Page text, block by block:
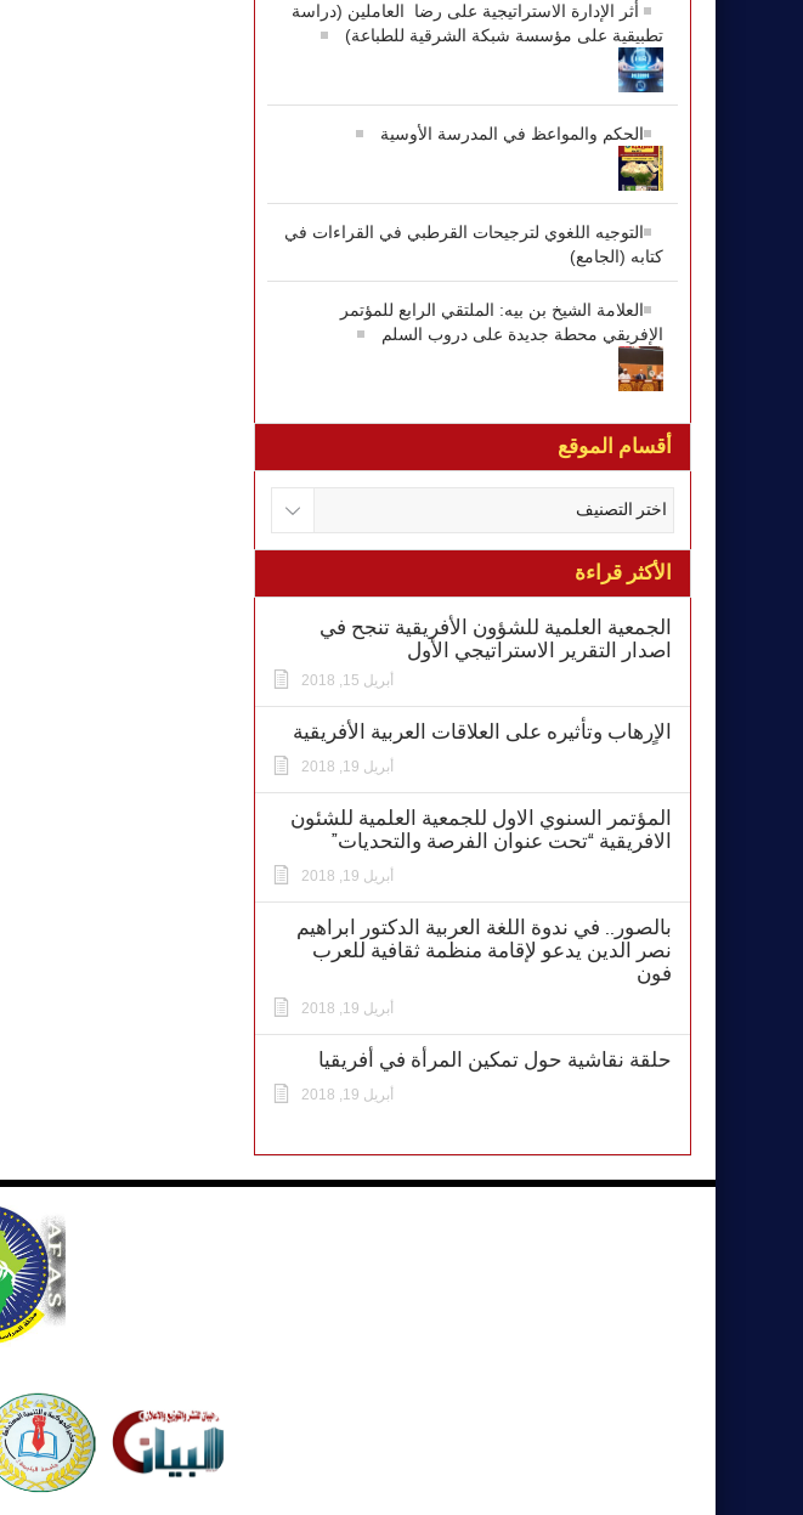
أثر الإدارة الاستراتيجية على رضا العاملين (دراسة
تطبيقية على مؤسسة شبكة الشرقية للطباعة)
الحكم والمواعظ في المدرسة الأوسية
التوجيه اللغوي لترجيحات القرطبي في القراءات في
كتابه (الجامع)
العلامة الشيخ بن بيه: الملتقي الرابع للمؤتمر
الإفريقي محطة جديدة على دروب السلم
أقسام الموقع
الأكثر قراءة
الجمعية العلمية للشؤون الأفريقية تنجح في
اصدار التقرير الاستراتيجي الأول
أبريل 15, 2018
الاٍرهاب وتأثيره على العلاقات العربية الأفريقية
أبريل 19, 2018
المؤتمر السنوي الاول للجمعية العلمية للشئون
الافريقية “تحت عنوان الفرصة والتحديات”
أبريل 19, 2018
بالصور.. في ندوة اللغة العربية الدكتور ابراهيم
نصر الدين يدعو لإقامة منظمة ثقافية للعرب
فون
أبريل 19, 2018
حلقة نقاشية حول تمكين المرأة في أفريقيا
أبريل 19, 2018